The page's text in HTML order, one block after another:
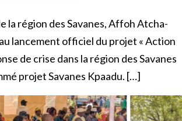
la région des Savanes, Affoh Atcha-
lancement officiel du projet « Action
de crise dans la région des Savanes
projet Savanes Kpaadu. […]